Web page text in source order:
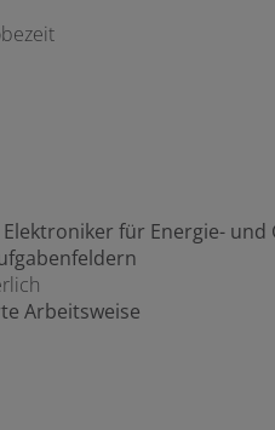
Elektroniker für Energie-
Arbeitsweise